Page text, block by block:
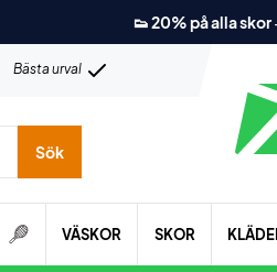
👟 20% på alla skor
Bästa urval
Sök
VÄSKOR SKOR